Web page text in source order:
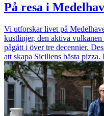
På resa i
Vi utforskar livet på
kustlinjer, den aktiva
pågått i över tre decennier.
att skapa Siciliens bästa pizza.